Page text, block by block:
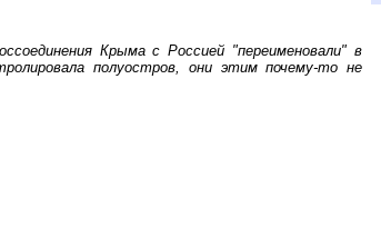
Крыма с Россией "переименовали" в
полуостров, они этим почему-то не